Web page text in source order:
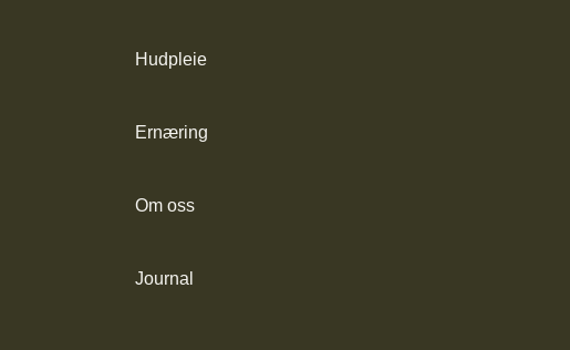
Hudpleie
Ernæring
Om oss
Journal